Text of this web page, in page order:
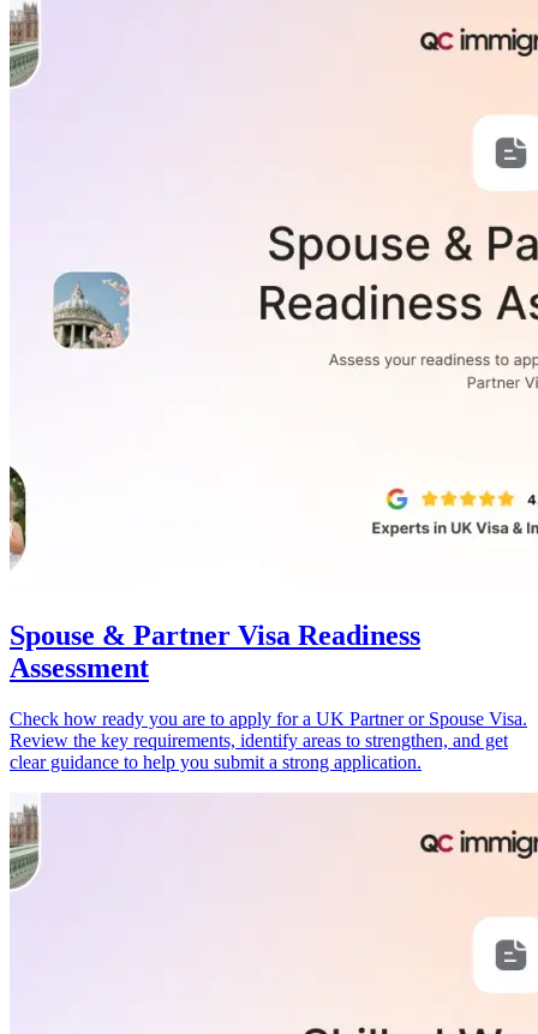
Spouse & Partner Visa Readiness
Assessment
Check how ready you are to apply for a UK Partner or Spouse Visa.
Review the key requirements, identify areas to strengthen, and get
clear guidance to help you submit a strong application.